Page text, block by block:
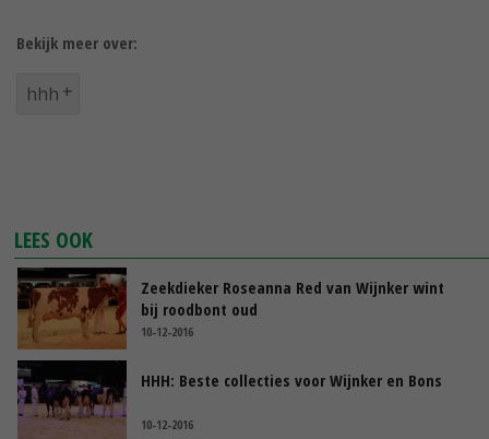
Bekijk meer over:
hhh
LEES OOK
Zeekdieker Roseanna Red van Wijnker wint
bij roodbont oud
10-12-2016
HHH: Beste collecties voor Wijnker en Bons
10-12-2016